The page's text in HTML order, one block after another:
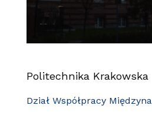
Politechnika Krakowska
Dział Współpracy